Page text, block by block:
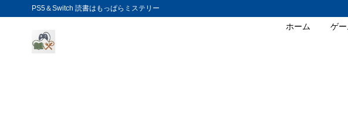
PS5＆Switch 読書はもっぱらミステリー
ホーム ゲー